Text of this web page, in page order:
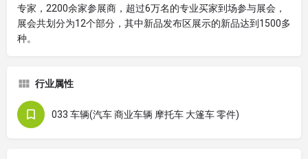
专家，2200余家参展商，超过6万名的专业买家到场参与展会，
展会共划分为12个部分，其中新品发布区展示的新品达到1500多
种。
行业属性
033 车辆(汽车 商业车辆 摩托车 大篷车 零件)